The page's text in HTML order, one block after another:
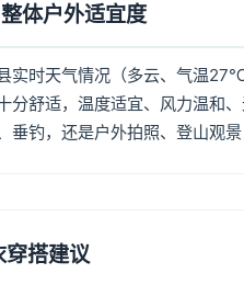
体户外适宜度
实时天气情况（多云、气温
分舒适，温度适宜、风力温和
垂钓，还是户外拍照、登山观景
穿搭建议